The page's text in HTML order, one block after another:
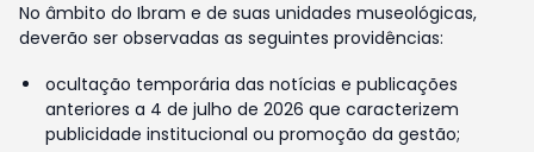
No âmbito do Ibram e de suas unidades museológicas,
deverão ser observadas as seguintes providências:
ocultação temporária das notícias e publicações
anteriores a 4 de julho de 2026 que caracterizem
publicidade institucional ou promoção da gestão;